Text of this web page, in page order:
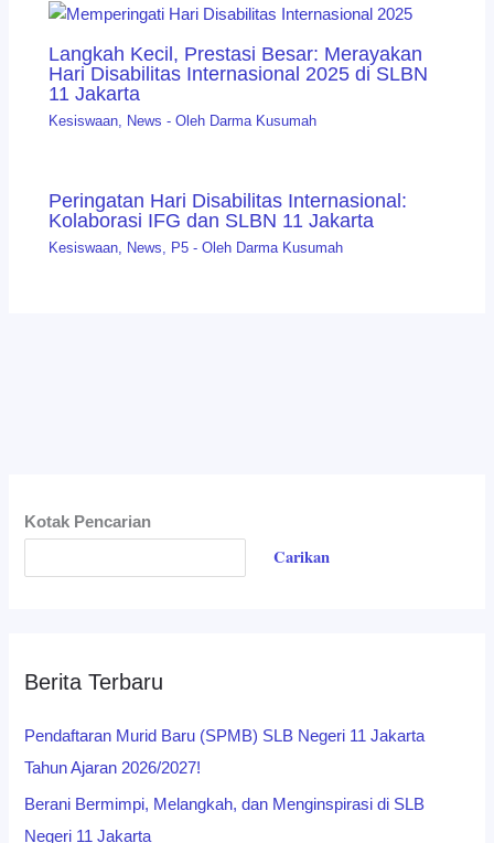
Langkah Kecil, Prestasi Besar: Merayakan
Hari Disabilitas Internasional 2025 di SLBN
11 Jakarta
Kesiswaan, News - Oleh Darma Kusumah
Peringatan Hari Disabilitas Internasional:
Kolaborasi IFG dan SLBN 11 Jakarta
Kesiswaan News P5 - Oleh Darma Kusumah
Kotak Pencarian
Carikan
Berita Terbaru
Pendaftaran Murid Baru (SPMB) SLB Negeri 11 Jakarta
Tahun Ajaran 2026/2027!
Berani Bermimpi, Melangkah, dan Menginspirasi di SLB
Negeri 11 Jakarta